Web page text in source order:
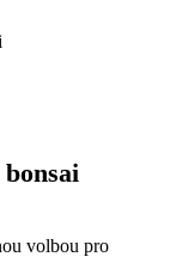
volbou pro